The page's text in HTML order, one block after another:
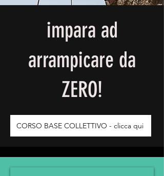
impara ad
arrampicare da
ZERO!
CORSO BASE COLLETTIVO - clicca qui